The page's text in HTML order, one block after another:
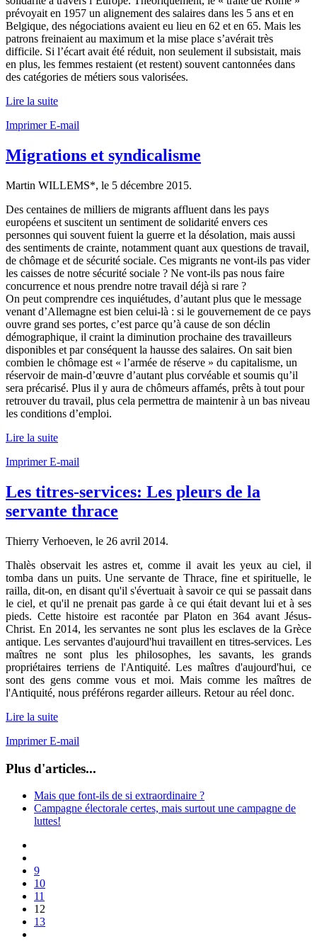
prévoyait en 1957 un alignement des salaires dans les 5 ans et en
Belgique, des négociations avaient eu lieu en 62 et en 65. Mais les
patrons freinaient au maximum et la mise place s’avérait très
difficile. Si l’écart avait été réduit, non seulement il subsistait, mais
en plus, les femmes restaient (et restent) souvent cantonnées dans
des catégories de métiers sous valorisées.
Lire la suite
ImprimerE-mail
Migrations et syndicalisme
Martin WILLEMS*, le 5 décembre 2015.
Des centaines de milliers de migrants affluent dans les pays
européens et suscitent un sentiment de solidarité envers ces
personnes qui souvent fuient la guerre et la désolation, mais aussi
des sentiments de crainte, notamment quant aux questions de travail,
de chômage et de sécurité sociale. Ces migrants ne vont-ils pas vider
les caisses de notre sécurité sociale ? Ne vont-ils pas nous faire
concurrence et nous prendre notre travail déjà si rare ?
On peut comprendre ces inquiétudes, d’autant plus que le message
venant d’Allemagne est bien celui-là : si le gouvernement de ce pays
ouvre grand ses portes, c’est parce qu’à cause de son déclin
démographique, il craint la diminution prochaine des travailleurs
disponibles et par conséquent la hausse des salaires. On sait bien
combien le chômage est « l’armée de réserve » du capitalisme, un
réservoir de main-d’œuvre d’autant plus corvéable et soumis qu’il
sera précarisé. Plus il y aura de chômeurs affamés, prêts à tout pour
retrouver du travail, plus cela permettra de maintenir à un bas niveau
les conditions d’emploi.
Lire la suite
ImprimerE-mail
Les titres-services: Les pleurs de la
servante thrace
Thierry Verhoeven, le 26 avril 2014.
Thalès observait les astres et, comme il avait les yeux au ciel, il
tomba dans un puits. Une servante de Thrace, fine et spirituelle, le
railla, dit-on, en disant qu'il s'évertuait à savoir ce qui se passait dans
le ciel, et qu'il ne prenait pas garde à ce qui était devant lui et à ses
pieds. Cette histoire est racontée par Platon en 364 avant Jésus-
Christ. En 2014, les servantes ne sont plus les esclaves de la Grèce
antique. Les servantes d'aujourd'hui travaillent en titres-services. Les
maîtres ne sont plus les philosophes, les savants, les grands
propriétaires terriens de l'Antiquité. Les maîtres d'aujourd'hui, ce
sont des gens comme vous et moi. Mais comme les maîtres de
l'Antiquité, nous préférons regarder ailleurs. Retour au réel donc.
Lire la suite
ImprimerE-mail
Plus d'articles...
Mais que font-ils de si extraordinaire ?
Campagne électorale certes, mais surtout une campagne de
luttes!
9
10
11
12
13